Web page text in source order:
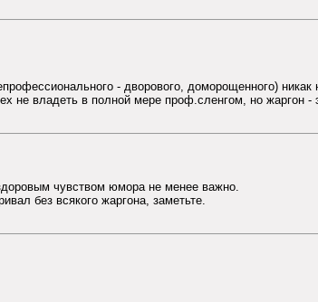
- дворового, доморощенного)
не владеть в полной мере проф.сленгом, но жаргон -
чувством юмора не менее важно.
без всякого жаргона, заметьте.